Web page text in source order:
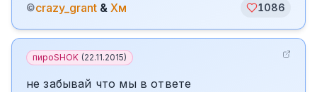
©crazy_grant & Хм 1086
пироSHOK (22.11.2015)
не забывай что мы в ответе